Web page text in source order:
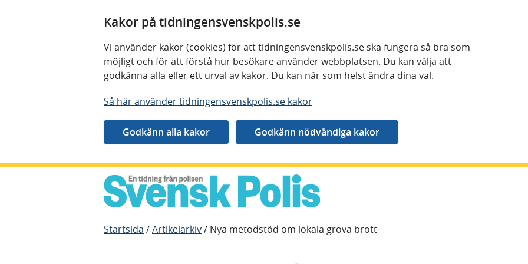
Kakor på tidningensvenskpolis.se
Vi använder kakor (cookies) för att tidningensvenskpolis.se ska fungera så bra som
möjligt och för att förstå hur besökare använder webbplatsen. Du kan välja att
godkänna alla eller ett urval av kakor. Du kan när som helst ändra dina val.
Så här använder tidningensvenskpolis.se kakor
Startsida /Artikelarkiv/ Nya metodstöd om lokala grova brott